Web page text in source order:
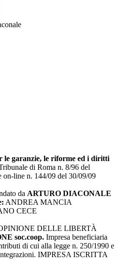
le garanzie, le riforme ed i diritti
di Roma n. 8/96 del
on-line n. 144/09 del 30/09/09
da ARTURO DIACONALE
ANDREA MANCIA
CECE
DELLE LIBERTÀ
soc.coop. Impresa beneficiaria
di cui alla legge n. 250/1990 e
IMPRESA ISCRITTA